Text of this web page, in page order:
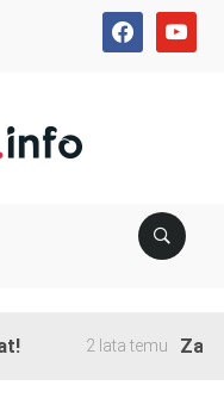
facebookyoutube
2 lata temu